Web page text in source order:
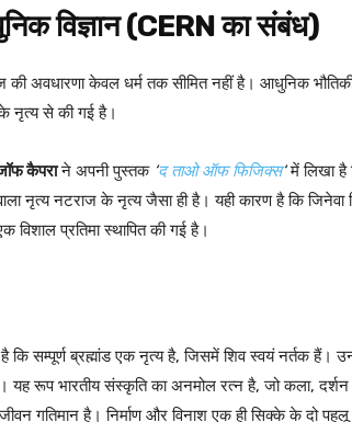
विज्ञान (CERN का संबंध)
की अवधारणा केवल धर्म तक सीमित नहीं है। आधुनिक
नृत्य से की गई है।
कैपराने अपनी पुस्तक ‘द ताओ ऑफ फिजिक्स‘में लिखा
नृत्य नटराज के नृत्य जैसा ही है। यही कारण है कि जिनेवा
विशाल प्रतिमा स्थापित की गई है।
कि सम्पूर्ण ब्रह्मांड एक नृत्य है, जिसमें शिव स्वयं नर्तक
यह रूप भारतीय संस्कृति का अनमोल रत्न है, जो कला, दर्शन
जीवन गतिमान है। निर्माण और विनाश एक ही सिक्के के दो